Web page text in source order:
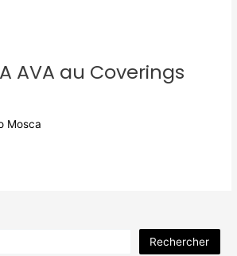
AVA au Coverings
Mosca
Rechercher